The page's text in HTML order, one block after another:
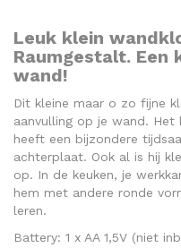
Leuk klein
Raumgestalt. Een
wand!
Dit kleine maar o zo fijne
aanvulling op je wand. Het
heeft een bijzondere
achterplaat. Ook al is hij
op. In de keuken, je
hem met andere ronde
leren.
Battery: 1 x AA 1,5V (niet